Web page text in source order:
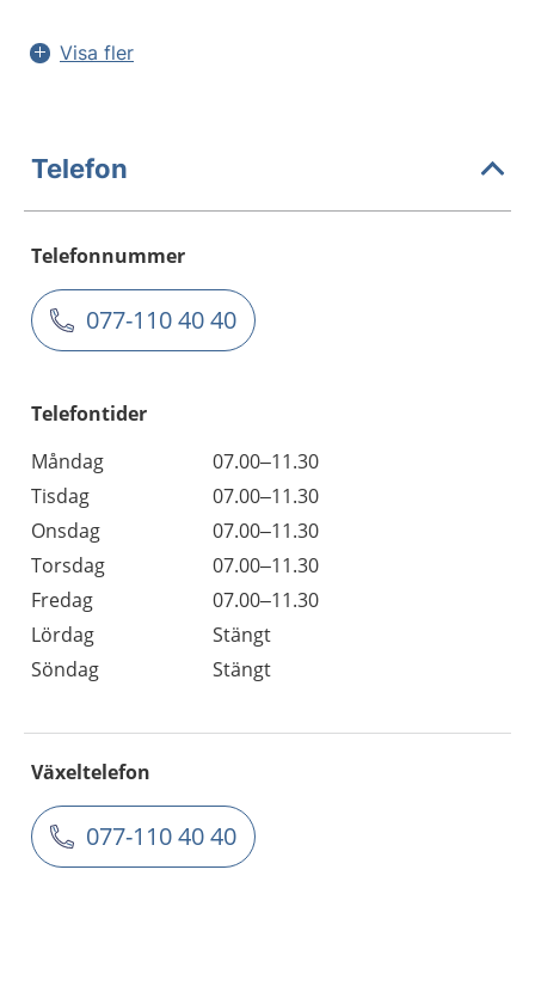
Visa fler
Telefon
Telefonnummer
077-110 40 40
Telefontider
Måndag
07.00–11.30
Tisdag
07.00–11.30
Onsdag
07.00–11.30
Torsdag
07.00–11.30
Fredag
07.00–11.30
Lördag
Stängt
Söndag
Stängt
Växeltelefon
077-110 40 40